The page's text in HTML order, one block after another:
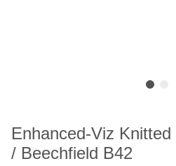
Enhanced-Viz
/ Beechfield B42